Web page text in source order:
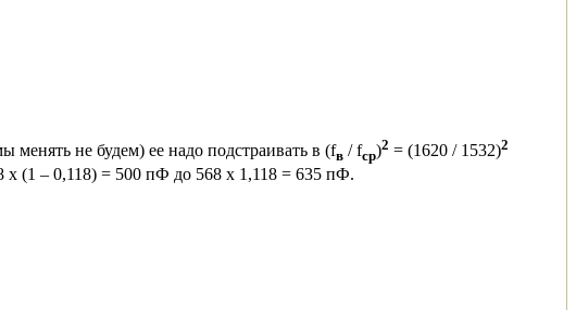
не будем) ее надо подстраивать в (fв / fср)2 = (1620 / 1532)2
х (1 – 0,118) = 500 пФ до 568 х 1,118 = 635 пФ.